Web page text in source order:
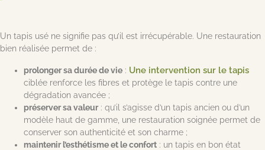
Un tapis usé ne signifie pas qu’il est irrécupérable. Une restauration
bien réalisée permet de :
prolonger sa durée de vie : Une intervention sur le tapis
ciblée renforce les fibres et protège le tapis contre une
dégradation avancée ;
préserver sa valeur: qu’il s’agisse d’un tapis ancien ou d’un
modèle haut de gamme, une restauration soignée permet de
conserver son authenticité et son charme ;
maintenir l’esthétisme et le confort : un tapis en bon état